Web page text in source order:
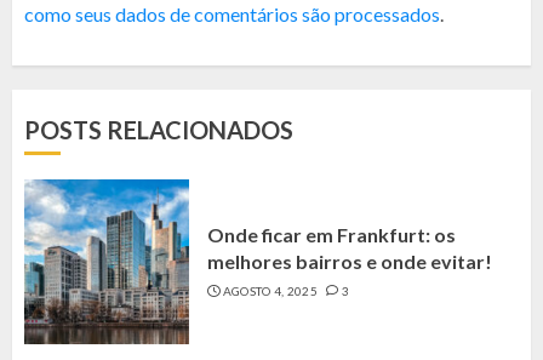
como seus dados de comentários são processados.
POSTS RELACIONADOS
Onde ficar em Frankfurt: os
melhores bairros e onde evitar!
AGOSTO 4, 2025 3